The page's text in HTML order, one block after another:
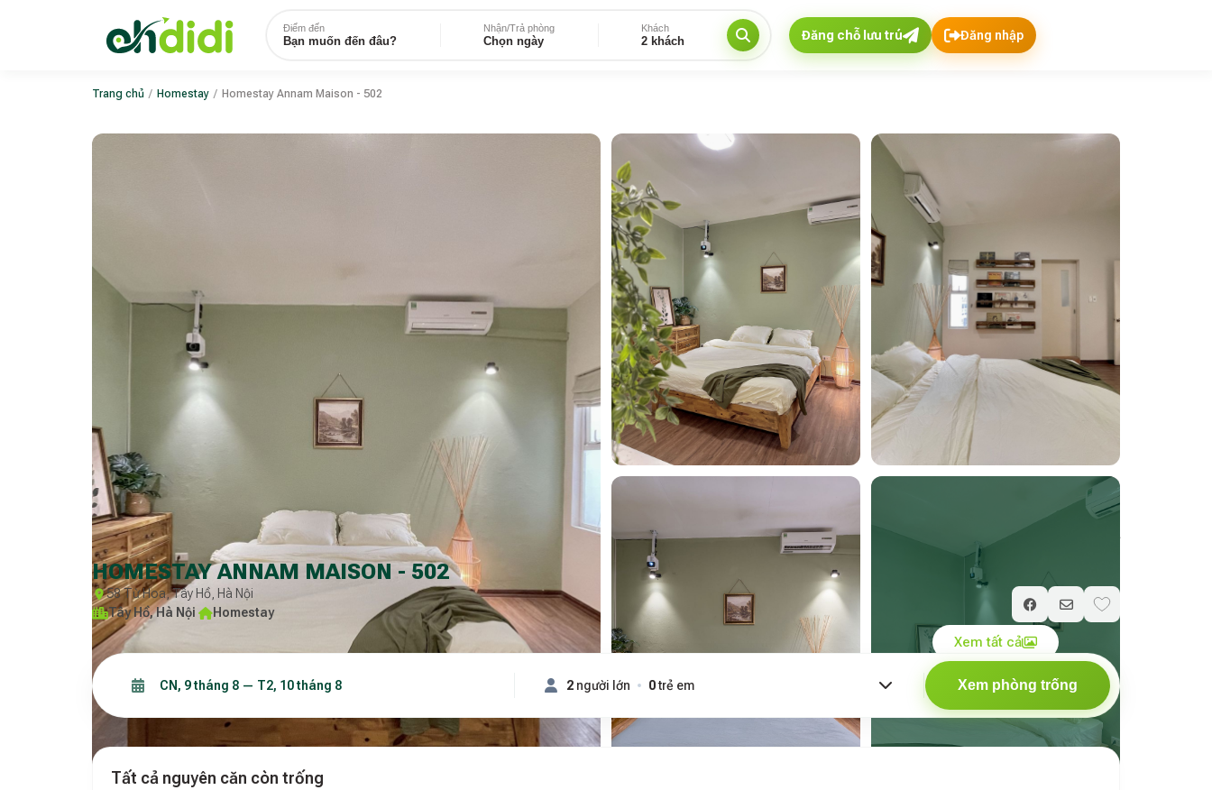
Điểm đến
Bạn muốn đến đâu?
Nhận/Trả phòng
Chọn ngày
Khách
2 khách Đăng chỗ lưu trú Đăng nhập
Trang chủ / Homestay / Homestay Annam Maison - 502
Xem tất cả
HOMESTAY ANNAM MAISON - 502
58 Từ Hoa, Tây Hồ, Hà Nội
Tây Hồ, Hà Nội
Homestay
650.000
2 người lớn 0trẻ em Xem phòng trống
Tất cả nguyên căn còn trống